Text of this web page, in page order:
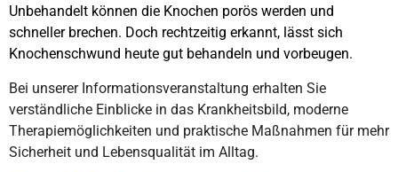
Unbehandelt können die Knochen porös werden und
schneller brechen. Doch rechtzeitig erkannt, lässt sich
Knochenschwund heute gut behandeln und vorbeugen.
Bei unserer Informationsveranstaltung erhalten Sie
verständliche Einblicke in das Krankheitsbild, moderne
Therapiemöglichkeiten und praktische Maßnahmen für mehr
Sicherheit und Lebensqualität im Alltag.